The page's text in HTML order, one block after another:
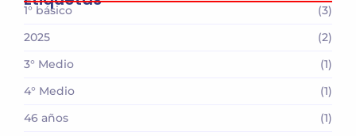
1° básico
(3)
2025
(2)
3° Medio
(1)
4° Medio
(1)
46 años
(1)